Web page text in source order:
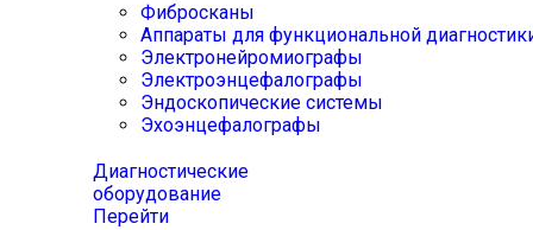
Фибросканы
Аппараты для функциональной
Электронейромиографы
Электроэнцефалографы
Эндоскопические системы
Эхоэнцефалографы
Диагностические
оборудование
Перейти